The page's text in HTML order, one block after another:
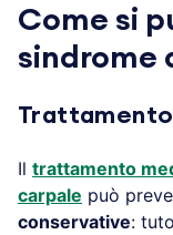
Come si
sindrome
Il trattamento
carpale può
conservative: